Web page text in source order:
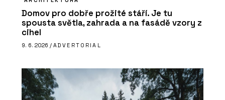
Domov pro dobře prožité stáří. Je tu
spousta světla, zahrada a na fasádě vzory z
cihel
9. 6. 2026 / ADVERTORIAL